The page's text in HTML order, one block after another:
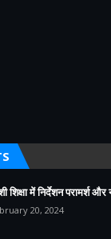
शिक्षा में निर्देशन परामर्श और
20, 2024